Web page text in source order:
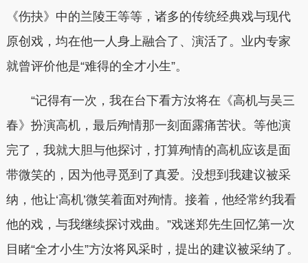
《伤抉》中的兰陵王等等，诸多的传统经典戏与现代
原创戏，均在他一人身上融合了、演活了。业内专家
就曾评价他是“难得的全才小生”。
“记得有一次，我在台下看方汝将在《高机与吴三
春》扮演高机，最后殉情那一刻面露痛苦状。等他演
完了，我就大胆与他探讨，打算殉情的高机应该是面
带微笑的，因为他寻觅到了真爱。没想到我建议被采
纳，他让‘高机’微笑着面对殉情。接着，他经常约我看
他的戏，与我继续探讨戏曲。”戏迷郑先生回忆第一次
目睹“全才小生”方汝将风采时，提出的建议被采纳了。